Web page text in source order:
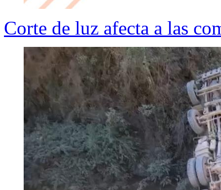
Corte de luz afecta a las